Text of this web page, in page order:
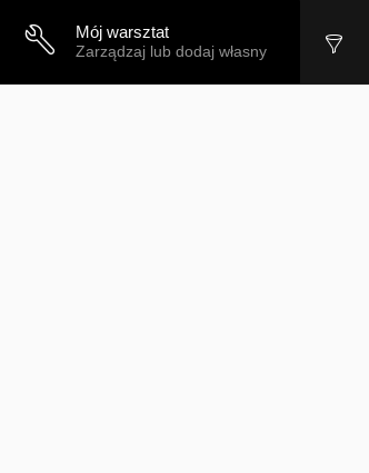
Mój warsztat
Zarządzaj lub dodaj własny